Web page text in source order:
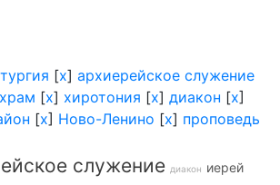
[x] архиерейское служение
храм [x] хиротония [x] диакон [x]
[x] Ново-Ленино [x] проповедь
служение диакон иерей